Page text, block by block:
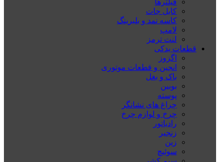
کابل جات
کاسه نمد و بلبرینگ
لامپ
لنت ترمز
قطعات یدکی
اگزوز
انجین و قطعات موتوری
باک و بغل
بوبین
پوسته
چراغ های نشانگر
چرخ و لوازم چرخ
رادیاتور
زنجیر
زین
سوئیچ